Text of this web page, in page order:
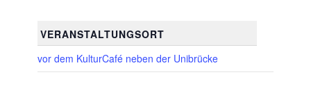
VERANSTALTUNGSORT
vor dem KulturCafé neben der Unibrücke